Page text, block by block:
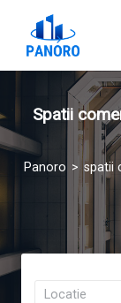
Spatii
Panoro spatii
Locatie